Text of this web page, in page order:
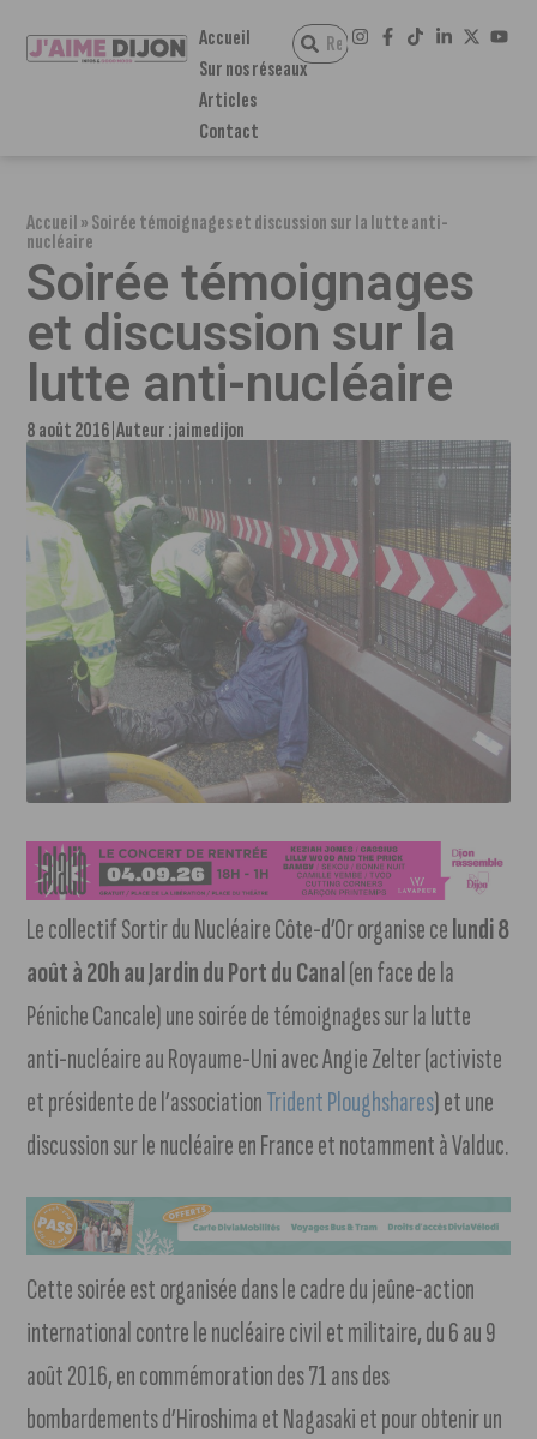
Accueil
Sur nos réseaux
Articles
Contact
Accueil»Soirée témoignages et discussion sur la lutte anti-
nucléaire
Soirée témoignages
et discussion sur la
lutte anti-nucléaire
8 août 2016 Auteur :jaimedijon
Le collectif Sortir du Nucléaire Côte-d’Or organise celundi 8
août à 20h au Jardin du Port du Canal(en face de la
Péniche Cancale) une soirée de témoignages sur la lutte
anti-nucléaire au Royaume-Uni avec Angie Zelter (activiste
et présidente de l’associationTrident Ploughshares) et une
discussion sur le nucléaire en France et notamment à Valduc.
Cette soirée est organisée dans le cadre du jeûne-action
international contre le nucléaire civil et militaire, du 6 au 9
août 2016, en commémoration des 71 ans des
bombardements d’Hiroshima et Nagasaki et pour obtenir un